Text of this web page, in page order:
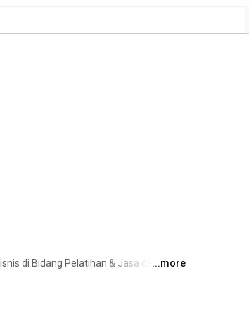
di Bidang Pelatihan & Jasa dengan
memberikan training dengan
Pelatihan dan
Layanan Terintegrasi Terpercaya
...more